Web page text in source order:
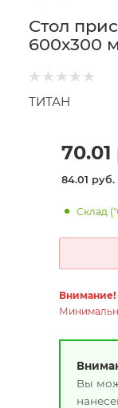
Стол
600х300
ТИТАН
70.01
84.01 руб.
Склад
Внимание!
Вы